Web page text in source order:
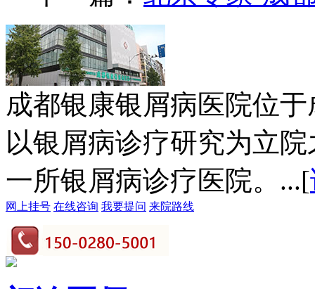
成都银康银屑病医院位
以银屑病诊疗研究为立
一所银屑病诊疗医院。...[
网上挂号 在线咨询 我要提问 来院路线